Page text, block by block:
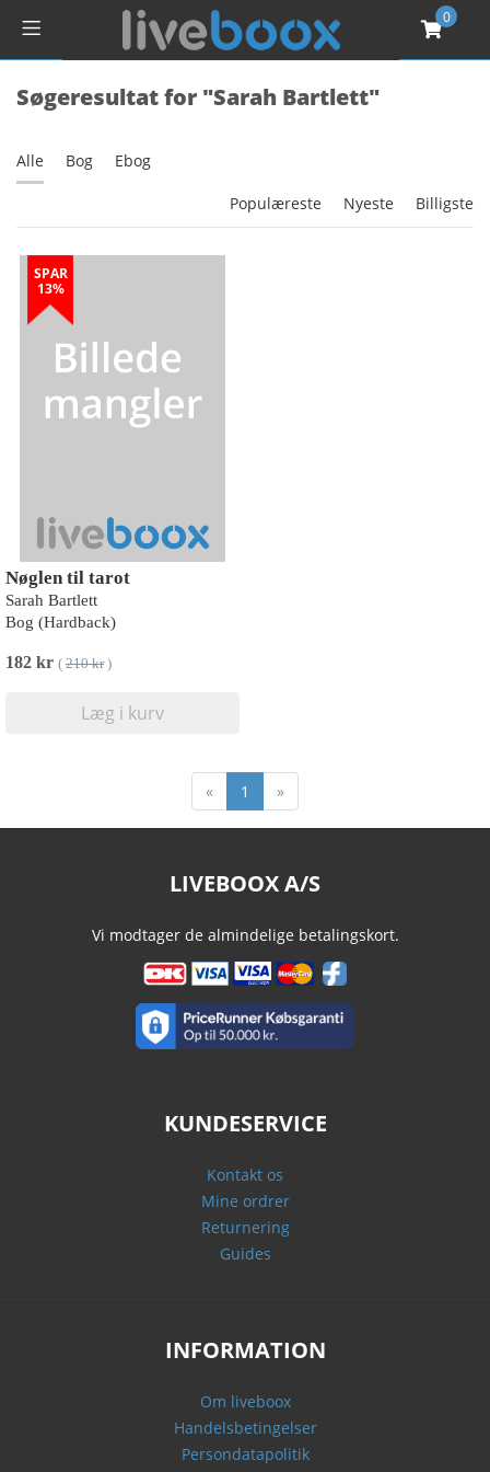
0
Søgeresultat for "Sarah Bartlett"
Alle Bog Ebog
Populæreste Nyeste Billigste
SPAR
13%
Nøglen til tarot
Sarah Bartlett
Bog (Hardback)
182 kr ( 210 kr)
Læg i kurv
« 1 »
LIVEBOOX A/S
Vi modtager de almindelige betalingskort.
KUNDESERVICE
Kontakt os
Mine ordrer
Returnering
Guides
INFORMATION
Om liveboox
Handelsbetingelser
Persondatapolitik